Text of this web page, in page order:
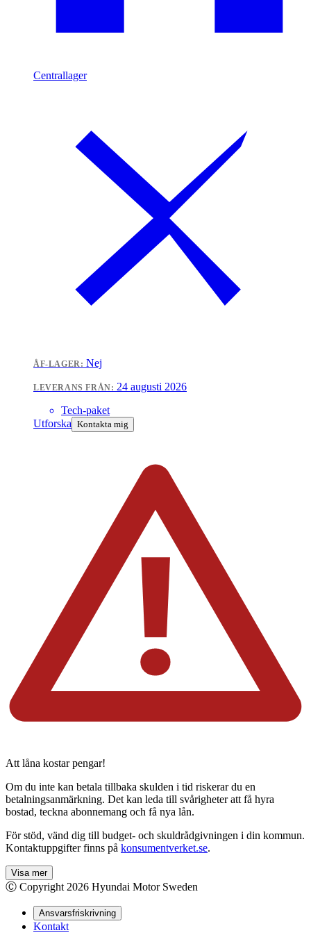
Centrallager
ÅF-LAGER: Nej
LEVERANS FRÅN: 24 augusti 2026
Tech-paket
Utforska Kontakta mig
Att låna kostar pengar!
Om du inte kan betala tillbaka skulden i tid riskerar du en
betalningsanmärkning. Det kan leda till svårigheter att få hyra
bostad, teckna abonnemang och få nya lån.
För stöd, vänd dig till budget- och skuldrådgivningen i din kommun.
Kontaktuppgifter finns på konsumentverket.se.
Visa mer
Ⓒ Copyright 2026 Hyundai Motor Sweden
Ansvarsfriskrivning
Kontakt